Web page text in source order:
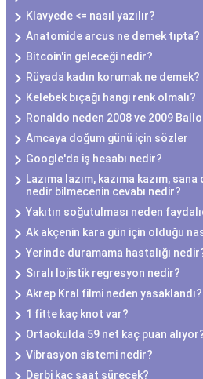
Klavyede <= nasıl yazılır?
Anatomide arcus ne demek tıpta?
Bitcoin'in geleceği nedir?
Rüyada kadın korumak ne demek?
Kelebek bıçağı hangi renk olmalı?
Ronaldo neden 2008 ve 2009
Amcaya doğum günü için sözler
Google'da iş hesabı nedir?
Lazıma lazım, kazıma kazım,
nedir bilmecenin cevabı nedir?
Yakıtın soğutulması neden
Ak akçenin kara gün için olduğu
Yerinde duramama hastalığı
Sıralı lojistik regresyon nedir?
Akrep Kral filmi neden yasaklandı?
1 fitte kaç knot var?
Ortaokulda 59 net kaç puan
Vibrasyon sistemi nedir?
Derbi kaç saat sürecek?